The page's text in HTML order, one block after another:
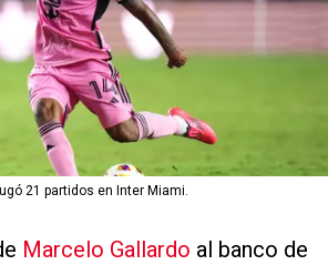
21 partidos en Inter Miami.
Marcelo Gallardo al banco de